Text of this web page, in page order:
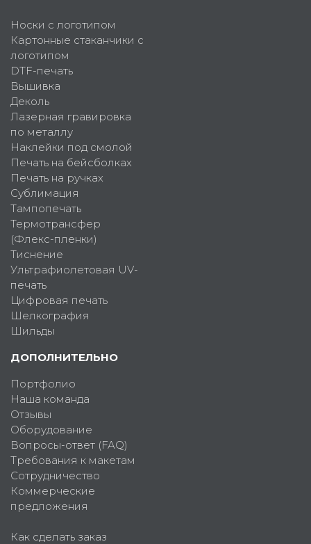
Носки с логотипом
Картонные стаканчики с
логотипом
DTF-печать
Вышивка
Деколь
Лазерная гравировка
по металлу
Наклейки под смолой
Печать на бейсболках
Печать на ручках
Сублимация
Тампопечать
Термотрансфер
(Флекс-пленки)
Тиснение
Ультрафиолетовая UV-
печать
Цифровая печать
Шелкография
Шильды
ДОПОЛНИТЕЛЬНО
Портфолио
Наша команда
Отзывы
Оборудование
Вопросы-ответ (FAQ)
Требования к макетам
Сотрудничество
Коммерческие
предложения
Как сделать заказ